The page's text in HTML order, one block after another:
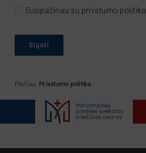
Susipažinau su privatumo politika
Siųsti
Plačiau: Privatumo politika